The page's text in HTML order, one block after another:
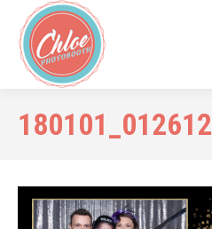
180101_012612